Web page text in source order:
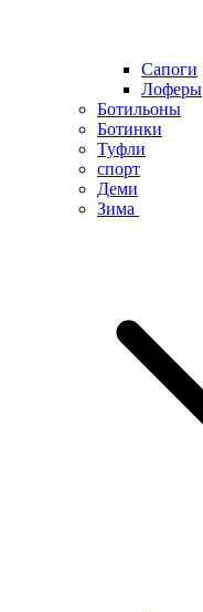
Сапоги
Лоферы
Ботильоны
Ботинки
Туфли
спорт
Деми
Зима